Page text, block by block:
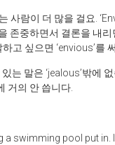
사람이 더 많을 걸요.
존중하면서 결론을 내
고 싶으면 ‘envious’를
는 말은 ‘jealous’밖에
거의 안 씁니다.
a swimming pool put in.